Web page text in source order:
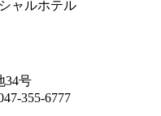
ャルホテル
34号
355-6777